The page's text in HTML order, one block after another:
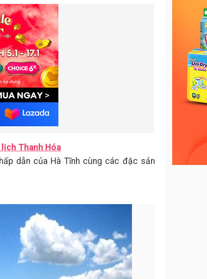
Thanh Hóa
dẫn của Hà Tĩnh cùng các đặc sản